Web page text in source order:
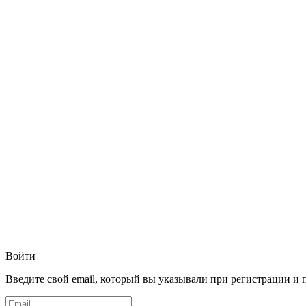
Войти
Введите свой email, который вы указывали при регистрации и